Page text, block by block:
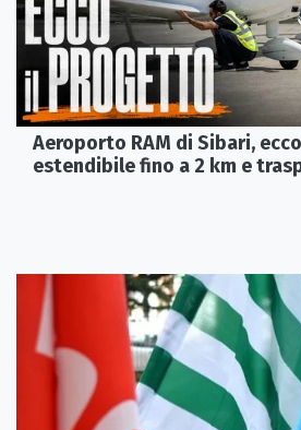
Aeroporto RAM di Sibari,
estendibile fino a 2 km e